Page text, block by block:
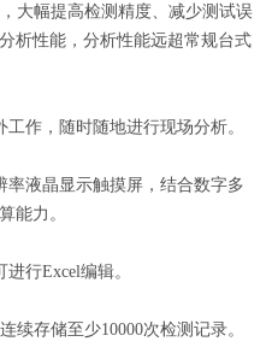
幅提高检测精度、减少测试误
析性能，分析性能远超常规台式
，随时随地进行现场分析。
晶显示触摸屏，结合数字多
能力。
Excel编辑。
储至少10000次检测记录。